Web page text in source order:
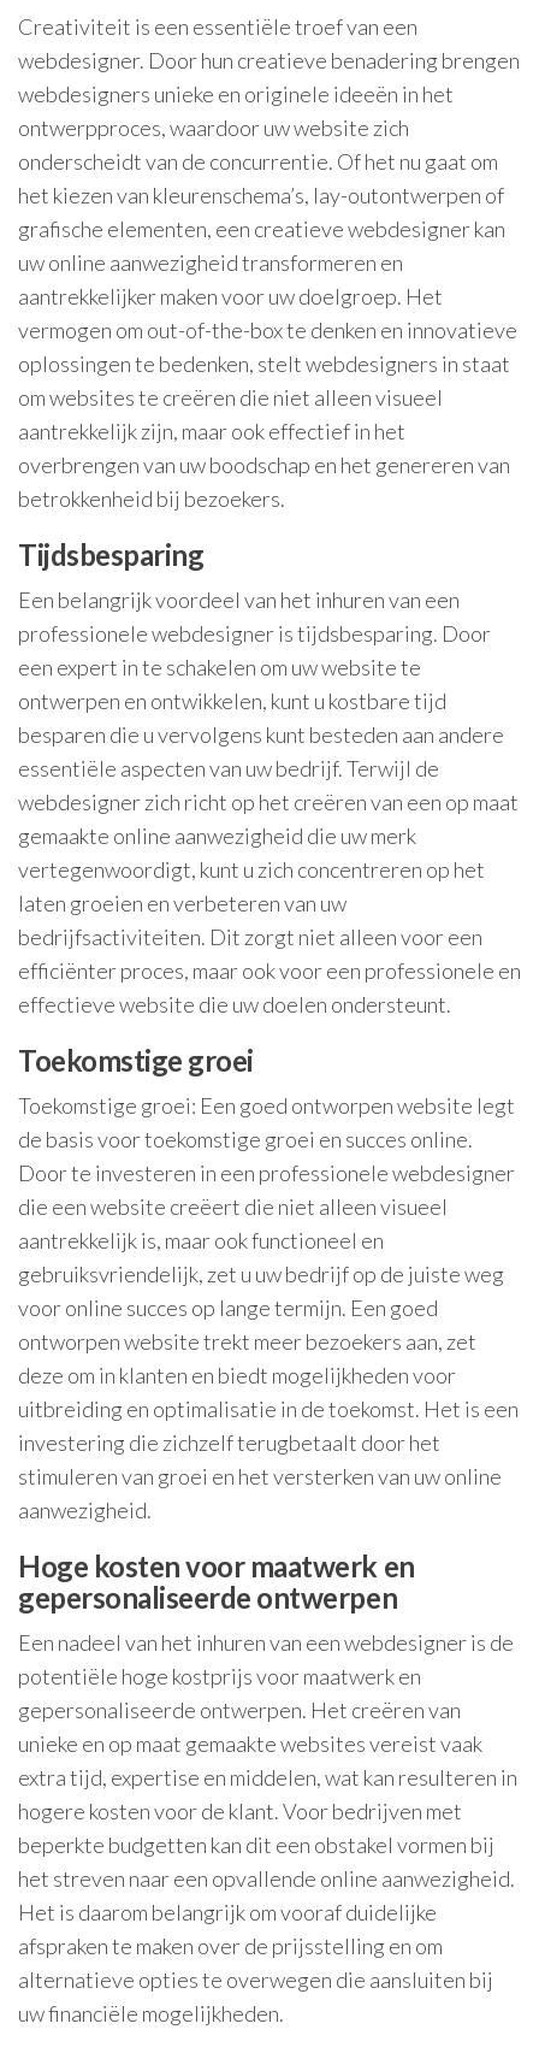
Creativiteit is een essentiële troef van een
webdesigner. Door hun creatieve benadering brengen
webdesigners unieke en originele ideeën in het
ontwerpproces, waardoor uw website zich
onderscheidt van de concurrentie. Of het nu gaat om
het kiezen van kleurenschema’s, lay-outontwerpen of
grafische elementen, een creatieve webdesigner kan
uw online aanwezigheid transformeren en
aantrekkelijker maken voor uw doelgroep. Het
vermogen om out-of-the-box te denken en innovatieve
oplossingen te bedenken, stelt webdesigners in staat
om websites te creëren die niet alleen visueel
aantrekkelijk zijn, maar ook effectief in het
overbrengen van uw boodschap en het genereren van
betrokkenheid bij bezoekers.
Tijdsbesparing
Een belangrijk voordeel van het inhuren van een
professionele webdesigner is tijdsbesparing. Door
een expert in te schakelen om uw website te
ontwerpen en ontwikkelen, kunt u kostbare tijd
besparen die u vervolgens kunt besteden aan andere
essentiële aspecten van uw bedrijf. Terwijl de
webdesigner zich richt op het creëren van een op maat
gemaakte online aanwezigheid die uw merk
vertegenwoordigt, kunt u zich concentreren op het
laten groeien en verbeteren van uw
bedrijfsactiviteiten. Dit zorgt niet alleen voor een
efficiënter proces, maar ook voor een professionele en
effectieve website die uw doelen ondersteunt.
Toekomstige groei
Toekomstige groei: Een goed ontworpen website legt
de basis voor toekomstige groei en succes online.
Door te investeren in een professionele webdesigner
die een website creëert die niet alleen visueel
aantrekkelijk is, maar ook functioneel en
gebruiksvriendelijk, zet u uw bedrijf op de juiste weg
voor online succes op lange termijn. Een goed
ontworpen website trekt meer bezoekers aan, zet
deze om in klanten en biedt mogelijkheden voor
uitbreiding en optimalisatie in de toekomst. Het is een
investering die zichzelf terugbetaalt door het
stimuleren van groei en het versterken van uw online
aanwezigheid.
Hoge kosten voor maatwerk en
gepersonaliseerde ontwerpen
Een nadeel van het inhuren van een webdesigner is de
potentiële hoge kostprijs voor maatwerk en
gepersonaliseerde ontwerpen. Het creëren van
unieke en op maat gemaakte websites vereist vaak
extra tijd, expertise en middelen, wat kan resulteren in
hogere kosten voor de klant. Voor bedrijven met
beperkte budgetten kan dit een obstakel vormen bij
het streven naar een opvallende online aanwezigheid.
Het is daarom belangrijk om vooraf duidelijke
afspraken te maken over de prijsstelling en om
alternatieve opties te overwegen die aansluiten bij
uw financiële mogelijkheden.